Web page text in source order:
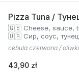
Pizza Tuna /
🇬🇧 Cheese, sauce,
🇺🇦 Сир, соус,
cebula czerwona /
43,90 zł